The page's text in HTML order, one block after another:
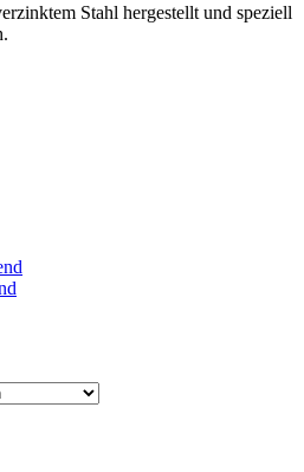
Stahl hergestellt und speziell